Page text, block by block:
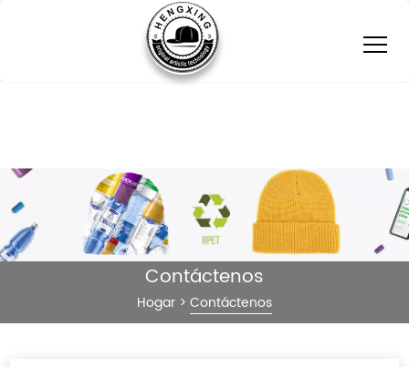
Contáctenos
Hogar > Contáctenos